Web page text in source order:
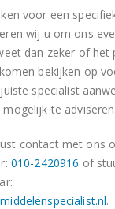
voor een
wij u om ons
dan zeker of het
bekijken op
specialist
te adviseren.
contact met ons
010-2420916 of
.